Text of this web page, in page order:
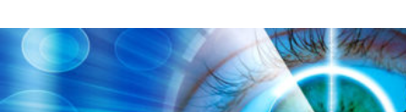
to
contentvinivida.lk